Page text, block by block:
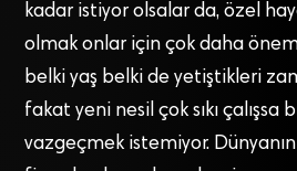
kadar istiyor olsalar da, özel
olmak onlar için çok daha
belki yaş belki de yetiştikleri
fakat yeni nesil çok sıkı
vazgeçmek istemiyor.